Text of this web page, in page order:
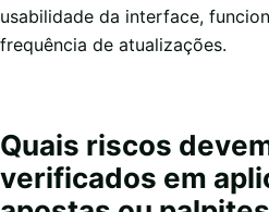
usabilidade da interface,
frequência de atualizações.
Quais riscos
verificados em